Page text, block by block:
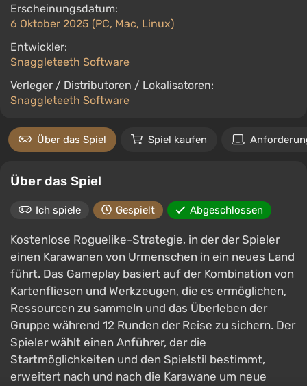
Erscheinungsdatum:
6 Oktober 2025 (PC, Mac, Linux)
Entwickler:
Snaggleteeth Software
Verleger / Distributoren / Lokalisatoren:
Snaggleteeth Software
Über das Spiel Spiel kaufen
Über das Spiel
Ich spiele Gespielt Abgeschlossen
Kostenlose Roguelike-Strategie, in der der Spieler
einen Karawanen von Urmenschen in ein neues Land
führt. Das Gameplay basiert auf der Kombination von
Kartenfliesen und Werkzeugen, die es ermöglichen,
Ressourcen zu sammeln und das Überleben der
Gruppe während 12 Runden der Reise zu sichern. Der
Spieler wählt einen Anführer, der die
Startmöglichkeiten und den Spielstil bestimmt,
erweitert nach und nach die Karawane um neue